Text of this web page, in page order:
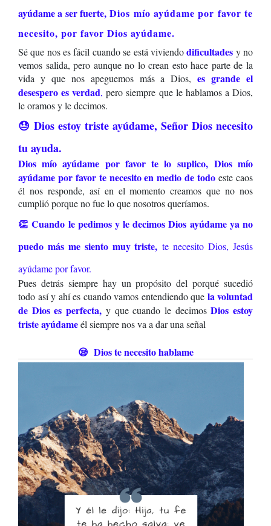
ayúdame a ser fuerte,Dios mío ayúdame por favor te
necesito, por favor Dios ayúdame.
Sé que nos es fácil cuando se está viviendodificultades y no
vemos salida, pero aunque no lo crean esto hace parte de la
vida y que nos apeguemos más a Dios, es grande el
desespero es verdad,pero siempre que le hablamos a Dios,
le oramos y le decimos.
😓 Dios estoy triste ayúdame, Señor Dios necesito
tu ayuda.
Dios mío ayúdame por favor te lo suplico, Dios mío
ayúdame por favor te necesito en medio de todo este caos
él nos responde, así en el momento creamos que no nos
cumplió porque no fue lo que nosotros queríamos.
👏 Cuando le pedimos y le decimos Dios ayúdame ya no
puedo más me siento muy triste,te necesito Dios, Jesús
ayúdame por favor.
Pues detrás siempre hay un propósito del porqué sucedió
todo así y ahí es cuando vamos entendiendo que la voluntad
de Dios es perfecta, y que cuando le decimosDios estoy
triste ayúdameél siempre nos va a dar una señal
😪 Dios te necesito hablame